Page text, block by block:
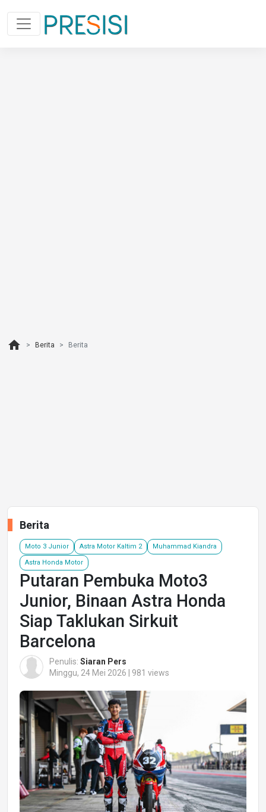
home Berita Berita
Berita
Moto 3 Junior Astra Motor Kaltim 2 Muhammad Kiandra
Astra Honda Motor
Putaran Pembuka Moto3
Junior, Binaan Astra Honda
Siap Taklukan Sirkuit
Barcelona
Penulis: Siaran Pers
Minggu, 24 Mei 2026 | 981 views